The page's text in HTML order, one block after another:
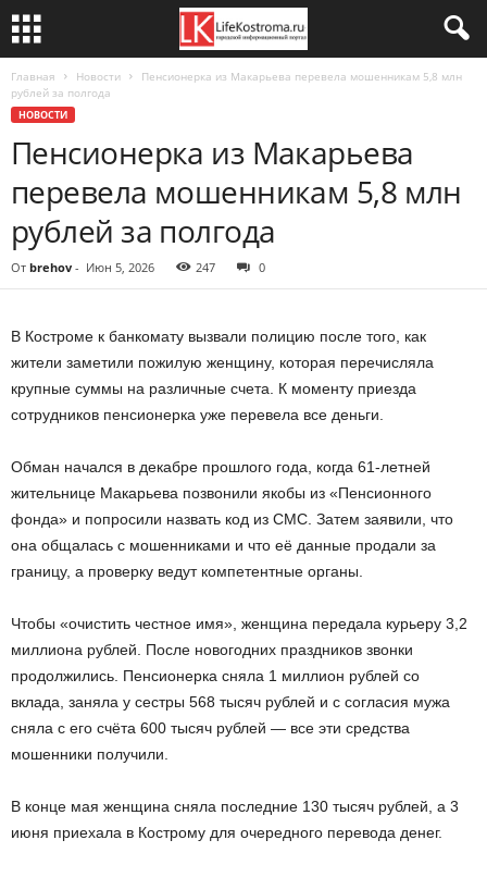
Главная Новости
Пенсионерка из Макарьева перевела мошенникам 5,8 млн
рублей за полгода
НОВОСТИ
Пенсионерка из Макарьева
перевела мошенникам 5,8 млн
рублей за полгода
От brehov - Июн 5, 2026 247 0
В Костроме к банкомату вызвали полицию после того, как
жители заметили пожилую женщину, которая перечисляла
крупные суммы на различные счета. К моменту приезда
сотрудников пенсионерка уже перевела все деньги.
Обман начался в декабре прошлого года, когда 61-летней
жительнице Макарьева позвонили якобы из «Пенсионного
фонда» и попросили назвать код из СМС. Затем заявили, что
она общалась с мошенниками и что её данные продали за
границу, а проверку ведут компетентные органы.
Чтобы «очистить честное имя», женщина передала курьеру 3,2
миллиона рублей. После новогодних праздников звонки
продолжились. Пенсионерка сняла 1 миллион рублей со
вклада, заняла у сестры 568 тысяч рублей и с согласия мужа
сняла с его счёта 600 тысяч рублей — все эти средства
мошенники получили.
В конце мая женщина сняла последние 130 тысяч рублей, а 3
июня приехала в Кострому для очередного перевода денег.